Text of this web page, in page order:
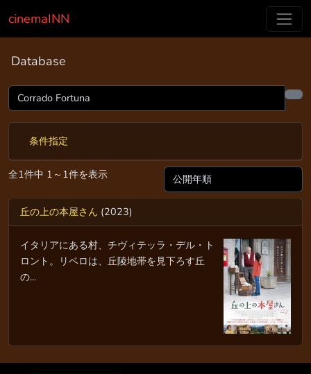
cinemaINN
Database
条件指定
全1件中 1～1件を表示
丘の上の本屋さん (2023)
イタリアにある村、チヴィテッラ・デル・ト
ロント。リベロは、丘陵地帯を見下ろす丘
の...